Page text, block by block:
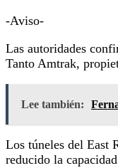
-Aviso-
Las autoridades
Tanto Amtrak,
Lee también:
Los túneles del East
reducido la